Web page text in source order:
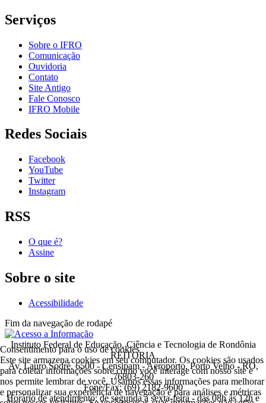
Serviços
Sobre o IFRO
Comunicação
Ouvidoria
Contato
Site Antigo
Fale Conosco
IFRO Mobile
Redes Sociais
Facebook
YouTube
Twitter
Instagram
RSS
O que é?
Assine
Sobre o site
Acessibilidade
Fim da navegação de rodapé
Instituto Federal de Educação, Ciência e Tecnologia de Rondônia
REITORIA
Av. Lauro Sodré, 6500 - Censipam - Aeroporto, Porto Velho - RO,
76803-260
Fone/Fax: (69) 2182-9600
Horário de atendimento: de segunda a sexta-feira - das 08h às 12h e
Consentimento para o uso de cookies
Este site armazena cookies em seu computador. Os cookies são usados
para coletar informações sobre como você interage com nosso site e
nos permite lembrar de você. Usamos essas informações para melhorar
e personalizar sua experiência de navegação e para análises e métricas